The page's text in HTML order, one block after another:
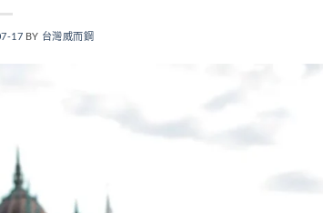
17 BY 台灣威而鋼